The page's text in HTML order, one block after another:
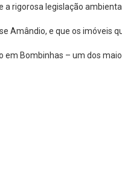
rigorosa legislação
Amândio, e que os imóveis
Bombinhas – um dos